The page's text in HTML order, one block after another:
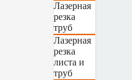
Лазерная
резка
труб
Лазерная
резка
листа и
труб